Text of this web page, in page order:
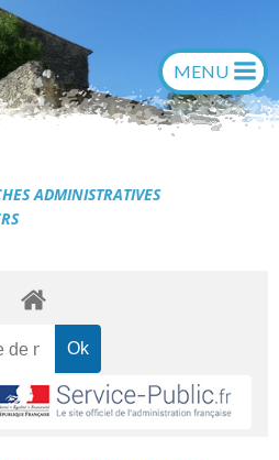
Générac
ADMINISTRATIVES